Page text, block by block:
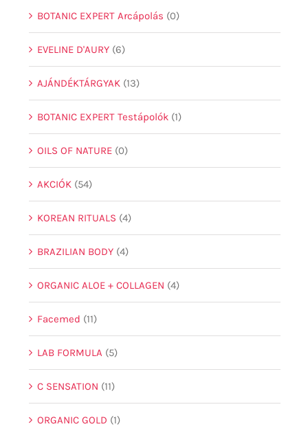
BOTANIC EXPERT Arcápolás (0)
EVELINE D'AURY (6)
AJÁNDÉKTÁRGYAK (13)
BOTANIC EXPERT Testápolók (1)
OILS OF NATURE (0)
AKCIÓK (54)
KOREAN RITUALS (4)
BRAZILIAN BODY (4)
ORGANIC ALOE + COLLAGEN (4)
Facemed (11)
LAB FORMULA (5)
C SENSATION (11)
ORGANIC GOLD (1)